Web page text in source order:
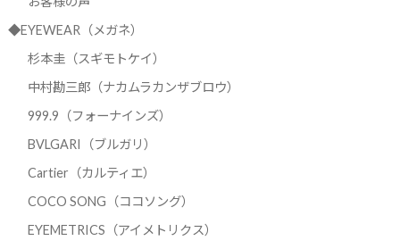
◆EYEWEAR（メガネ）
杉本圭（スギモトケイ）
中村勘三郎（ナカムラカンザブロウ）
999.9（フォーナインズ）
BVLGARI（ブルガリ）
Cartier（カルティエ）
COCO SONG（ココソング）
EYEMETRICS（アイメトリクス）